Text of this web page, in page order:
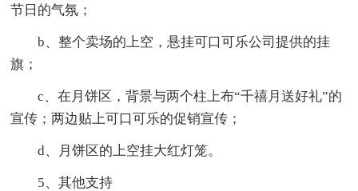
节日的气氛；
b、整个卖场的上空，悬挂可口可乐公司提供的挂
旗；
c、在月饼区，背景与两个柱上布“千禧月送好礼”的
宣传；两边贴上可口可乐的促销宣传；
d、月饼区的上空挂大红灯笼。
5、其他支持